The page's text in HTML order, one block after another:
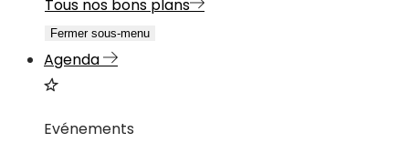
Tous nos bons plans
Fermer sous-menu
Agenda
Evénements